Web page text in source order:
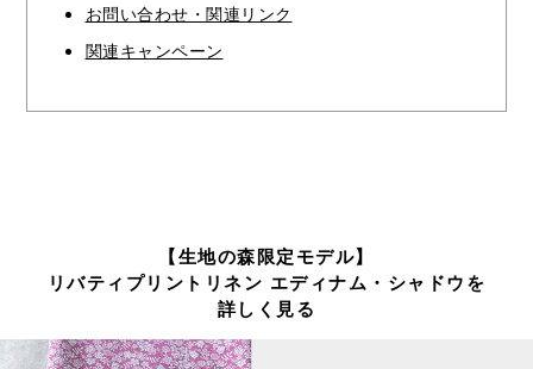
お問い合わせ・関連リンク
関連キャンペーン
【生地の森限定モデル】
リバティプリントリネン エディナム・シャドウを
詳しく見る